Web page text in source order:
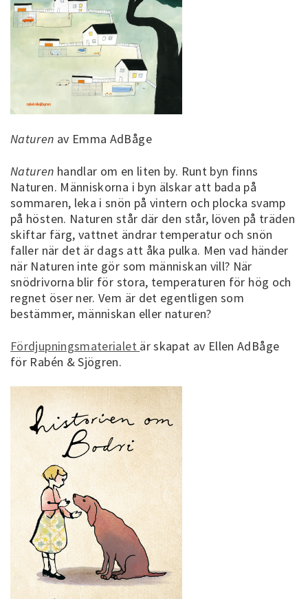
Naturen av Emma AdBåge
Naturen handlar om en liten by. Runt byn finns
Naturen. Människorna i byn älskar att bada på
sommaren, leka i snön på vintern och plocka svamp
på hösten. Naturen står där den står, löven på träden
skiftar färg, vattnet ändrar temperatur och snön
faller när det är dags att åka pulka. Men vad händer
när Naturen inte gör som människan vill? När
snödrivorna blir för stora, temperaturen för hög och
regnet öser ner. Vem är det egentligen som
bestämmer, människan eller naturen?
Fördjupningsmaterialet är skapat av Ellen AdBåge
för Rabén & Sjögren.